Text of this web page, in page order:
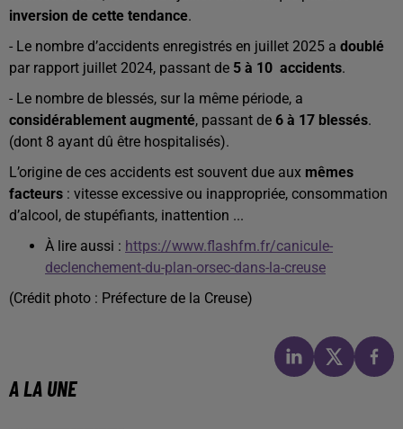
inversion de cette tendance.
- Le nombre d’accidents enregistrés en juillet 2025 a doublé
par rapport juillet 2024, passant de 5 à 10 accidents.
- Le nombre de blessés, sur la même période, a
considérablement augmenté, passant de 6 à 17 blessés.
(dont 8 ayant dû être hospitalisés).
L’origine de ces accidents est souvent due aux mêmes
facteurs : vitesse excessive ou inappropriée, consommation
d’alcool, de stupéfiants, inattention ...
À lire aussi : https://www.flashfm.fr/canicule-
declenchement-du-plan-orsec-dans-la-creuse
(Crédit photo : Préfecture de la Creuse)
A LA UNE